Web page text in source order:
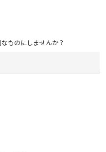
ものにしませんか？